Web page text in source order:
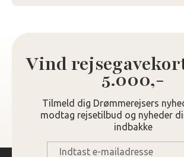
Vind
5.000,-
Tilmeld dig Drømmerejsers
modtag rejsetilbud og nyheder
indbakke